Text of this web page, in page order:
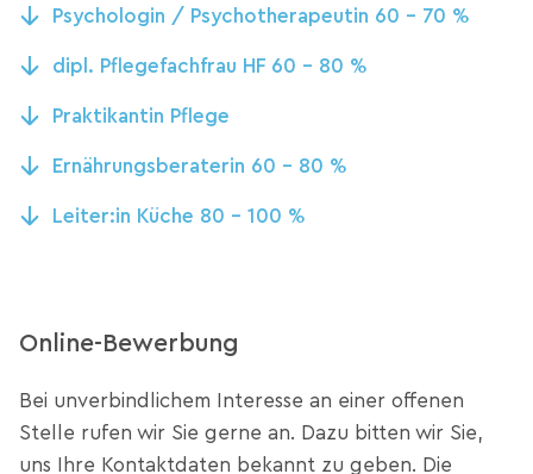
Psychologin / Psychotherapeutin 60 - 70 %
dipl. Pflegefachfrau HF 60 - 80 %
Praktikantin Pflege
Ernährungsberaterin 60 - 80 %
Leiter:in Küche 80 - 100 %
Online-Bewerbung
Bei unverbindlichem Interesse an einer offenen
Stelle rufen wir Sie gerne an. Dazu bitten wir Sie,
uns Ihre Kontaktdaten bekannt zu geben. Die